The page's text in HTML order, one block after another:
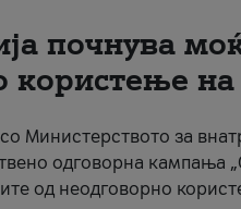
почнува
на
Министерството за
одговорна кампања
од неодговорно